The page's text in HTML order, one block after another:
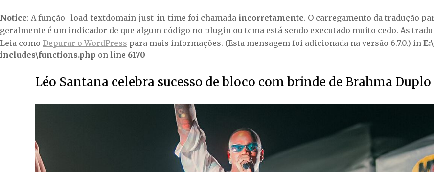
Notice: A função _load_textdomain_just_in_time foi chamada incorretamente. O carregamento da tradução
geralmente é um indicador de que algum código no plugin ou tema está sendo executado muito cedo. As
Leia como Depurar o WordPress para mais informações. (Esta mensagem foi adicionada na versão 6.7.0.) in
includes\functions.php on line 6170
Léo Santana celebra sucesso de bloco com brinde de Brahma